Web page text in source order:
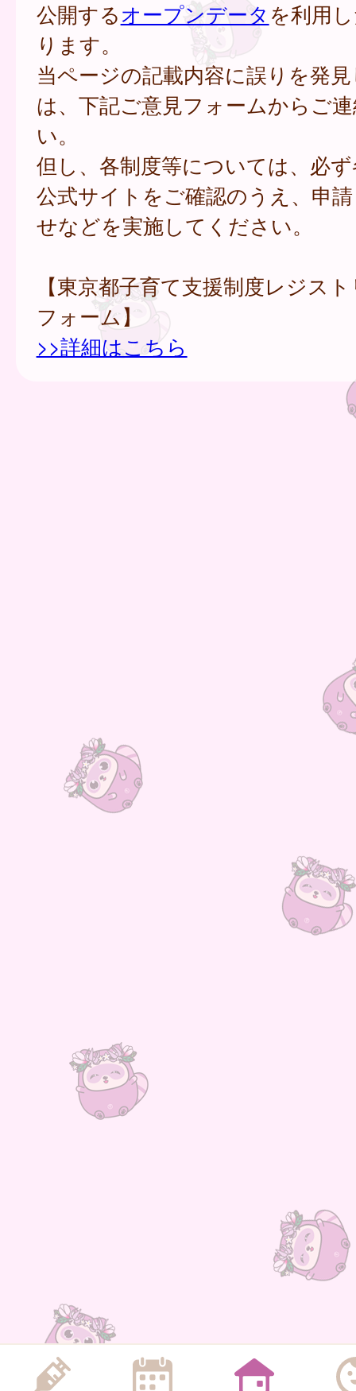
公開するオープンデータ を利用
ります。
当ページの記載内容に誤りを発
は、下記ご意見フォームからご
い。
但し、各制度等については、必
公式サイトをご確認のうえ、申
せなどを実施してください。
【東京都子育て支援制度レジス
フォーム】
>>詳細はこちら